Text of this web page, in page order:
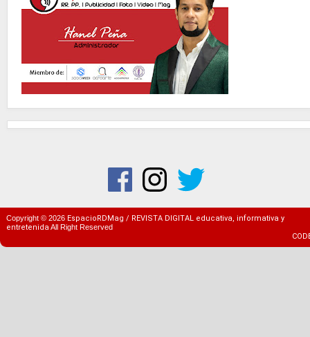
Copyright © 2026 EspacioRDMag / REVISTA DIGITAL educativa, informativa y
entretenidaAll Right Reserved